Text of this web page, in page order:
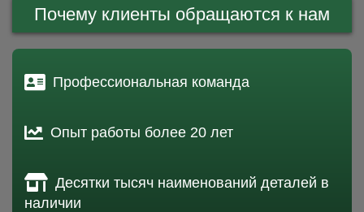
Почему клиенты обращаются к нам
Профессиональная команда
Опыт работы более 20 лет
Десятки тысяч наименований деталей в
наличии